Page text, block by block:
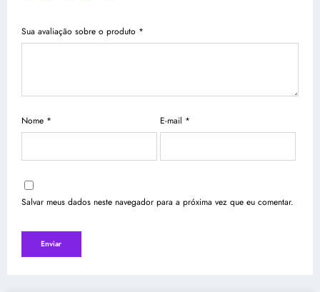
Sua avaliação sobre o produto *
Nome * E-mail *
Salvar meus dados neste navegador para a próxima vez que eu comentar.